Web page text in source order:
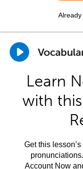
Learn
with this
Get this
Account Now